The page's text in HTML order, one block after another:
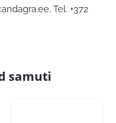
, Tel. +372
samuti